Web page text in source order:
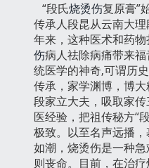
“段氏烧烫伤复原膏”
传承人段昆从云南大
年来，这种医术和药
伤病人祛除病痛带来
统医学的神奇,可谓历
传承，家学渊博，博
段家立大夫，吸取家
医经验，把祖传秘方“
极致。以至名声远播
如潮，烧烫伤是一种
则丧命。目前，在治